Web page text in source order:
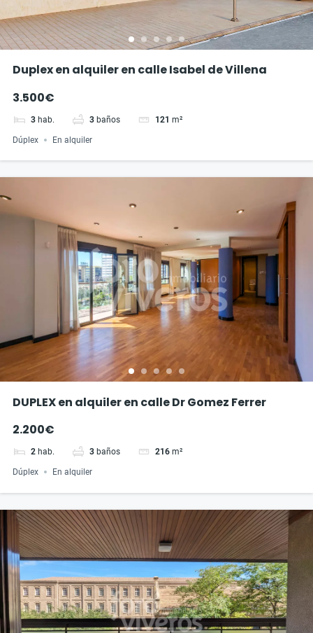
Duplex en alquiler en calle Isabel de Villena
3.500€
3 hab. 3 baños 121 m²
Dúplex En alquiler
DUPLEX en alquiler en calle Dr Gomez Ferrer
2.200€
2 hab. 3 baños 216 m²
Dúplex En alquiler